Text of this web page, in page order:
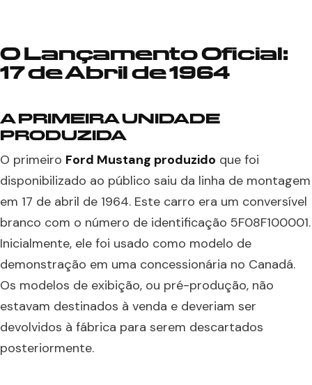
O Lançamento Oficial:
17 de Abril de 1964
A PRIMEIRA UNIDADE
PRODUZIDA
O primeiro Ford Mustang produzido que foi
disponibilizado ao público saiu da linha de montagem
em 17 de abril de 1964. Este carro era um conversível
branco com o número de identificação 5F08F100001.
Inicialmente, ele foi usado como modelo de
demonstração em uma concessionária no Canadá.
Os modelos de exibição, ou pré-produção, não
estavam destinados à venda e deveriam ser
devolvidos à fábrica para serem descartados
posteriormente.